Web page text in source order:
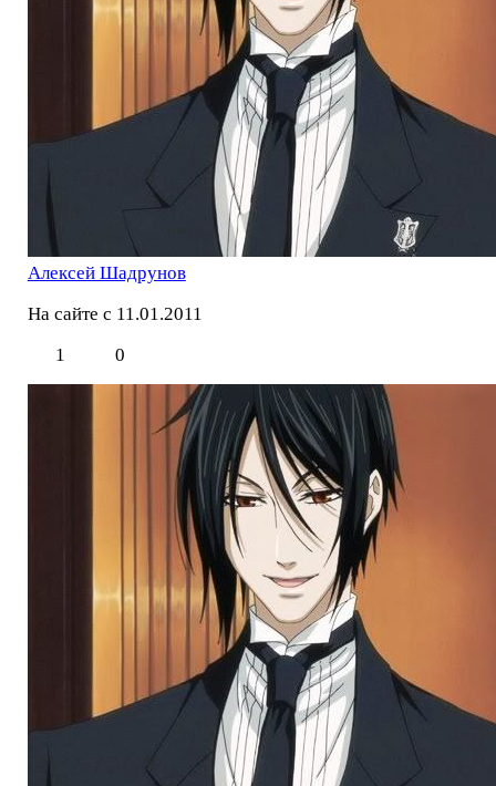
Алексей Шадрунов
На сайте с 11.01.2011
1
0